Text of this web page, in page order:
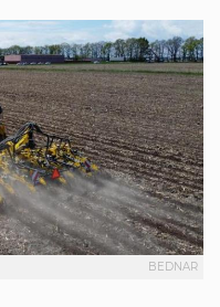
BEDNAR